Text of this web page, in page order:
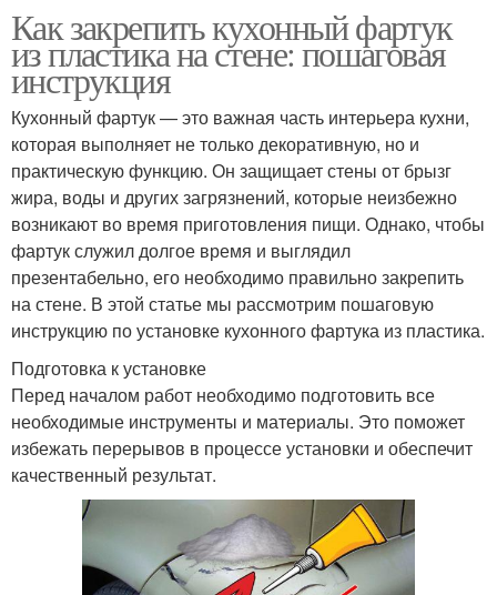
Как закрепить кухонный фартук
из пластика на стене: пошаговая
инструкция
Кухонный фартук — это важная часть интерьера кухни,
которая выполняет не только декоративную, но и
практическую функцию. Он защищает стены от брызг
жира, воды и других загрязнений, которые неизбежно
возникают во время приготовления пищи. Однако, чтобы
фартук служил долгое время и выглядил
презентабельно, его необходимо правильно закрепить
на стене. В этой статье мы рассмотрим пошаговую
инструкцию по установке кухонного фартука из пластика.
Подготовка к установке
Перед началом работ необходимо подготовить все
необходимые инструменты и материалы. Это поможет
избежать перерывов в процессе установки и обеспечит
качественный результат.